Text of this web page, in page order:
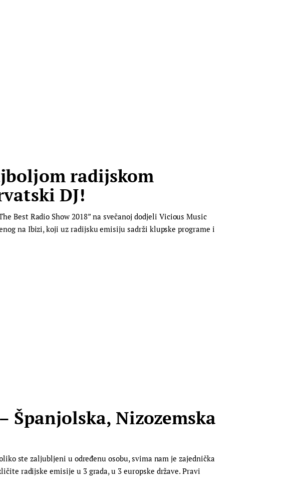
radijskom
DJ!
Best Radio Show 2018” na svečanoj dodjeli Vicious Music
na Ibizi, koji uz radijsku emisiju sadrži klupske programe i
Španjolska, Nizozemska
ste zaljubljeni u određenu osobu, svima nam je zajednička
radijske emisije u 3 grada, u 3 europske države. Pravi